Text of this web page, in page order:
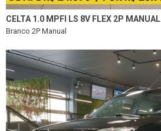
CELTA 1.0 MPFI LS 8V FLEX 2P MANUAL
Branco 2P Manual